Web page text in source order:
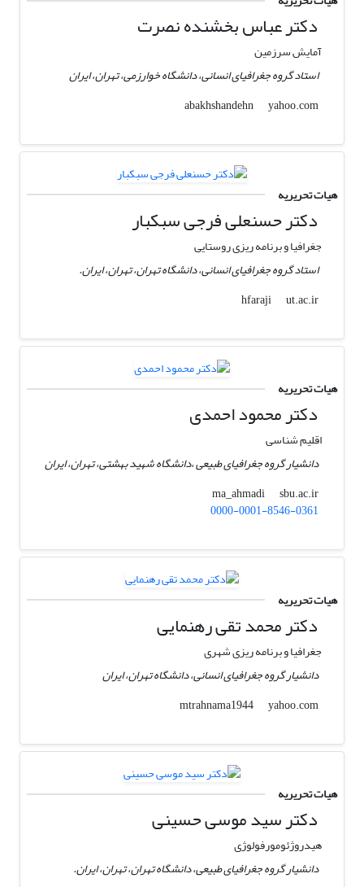
دکتر عباس بخشنده نصرت
آمایش سرزمین
استاد گروه جغرافیای انسانی، دانشگاه خوارزمی، تهران، ایران
abakhshandehn
yahoo.com
هیات تحریریه
دکتر حسنعلی فرجی سبکبار
جغرافیا و برنامه ریزی روستایی
استاد گروه جغرافیای انسانی، دانشگاه تهران، تهران، ایران.
hfaraji
ut.ac.ir
هیات تحریریه
دکتر محمود احمدی
اقلیم شناسی
دانشیار گروه جغرافیای طبیعی ،دانشگاه شهید بهشتی، تهران، ایران
ma_ahmadi
sbu.ac.ir
0000-0001-8546-0361
هیات تحریریه
دکتر محمد تقی رهنمایی
جغرافیا و برنامه ریزی شهری
دانشیار گروه جغرافیای انسانی، دانشگاه تهران، ایران
mtrahnama1944
yahoo.com
هیات تحریریه
دکتر سید موسی حسینی
هیدروژئومورفولوژی
دانشیار گروه جغرافیای طبیعی، دانشگاه تهران، تهران، ایران.